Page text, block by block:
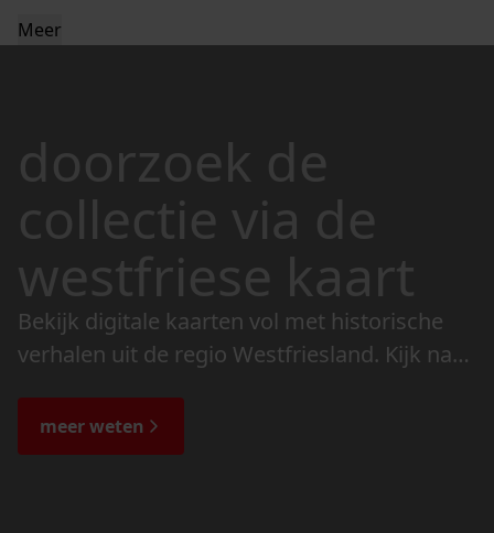
Meer
doorzoek de
collectie via de
westfriese kaart
Bekijk digitale kaarten vol met historische
verhalen uit de regio Westfriesland. Kijk naar
de bijzondere verhalen.
meer weten